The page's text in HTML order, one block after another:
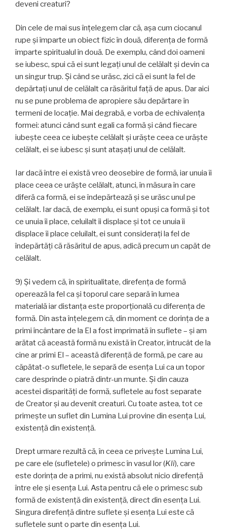
deveni creaturi?
Din cele de mai sus înțelegem clar că, așa cum ciocanul
rupe și împarte un obiect fizic în două, diferența de formă
împarte spiritualul în două. De exemplu, când doi oameni
se iubesc, spui că ei sunt legați unul de celălalt și devin ca
un singur trup. Și când se urăsc, zici că ei sunt la fel de
depărtați unul de celălalt ca răsăritul față de apus. Dar aici
nu se pune problema de apropiere său depărtare în
termeni de locație. Mai degrabă, e vorba de echivalența
formei: atunci când sunt egali ca formă și când fiecare
iubește ceea ce iubește celălalt și urăște ceea ce urăște
celălalt, ei se iubesc și sunt ataşaţi unul de celălalt.
Iar dacă între ei există vreo deosebire de formă, iar unuia îi
place ceea ce urăște celălalt, atunci, în măsura în care
diferă ca formă, ei se îndepărtează și se urăsc unul pe
celălalt. Iar dacă, de exemplu, ei sunt opuși ca formă și tot
ce unuia îi place, celuilalt îi displace și tot ce unuia îi
displace îi place celuilalt, ei sunt considerați la fel de
îndepărtăți că răsăritul de apus, adică precum un capăt de
celălalt.
9) Și vedem că, în spiritualitate, direfența de formă
operează la fel ca şi toporul care separă în lumea
materială iar distanța este proporțională cu diferența de
formă. Din asta înțelegem că, din moment ce dorința de a
primi încântare de la El a fost imprimată în suflete – și am
arătat că această formă nu există în Creator, întrucât de la
cine ar primi El – această diferență de formă, pe care au
căpătat-o sufletele, le separă de esența Lui ca un topor
care desprinde o piatră dintr-un munte. Și din cauza
acestei disparităţi de formă, sufletele au fost separate
de Creator și au devenit creaturi. Cu toate astea, tot ce
primește un suflet din Lumina Lui provine din esența Lui,
existență din existență.
Drept urmare rezultă că, în ceea ce privește Lumina Lui,
pe care ele (sufletele) o primesc în vasul lor (Kli), care
este dorința de a primi, nu există absolut nicio direfență
între ele și esența Lui. Asta pentru că ele o primesc sub
formă de existență din existență, direct din esența Lui.
Singura direfență dintre suflete și esența Lui este că
sufletele sunt o parte din esența Lui.